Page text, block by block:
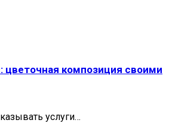
цветочная композиция своими
услуги…